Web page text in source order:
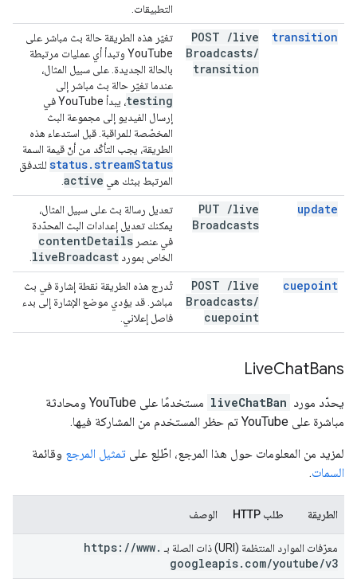
التطبيقات.
transition
POST /live
Broadcasts/
transition
تغيّر هذه الطريقة حالة بث مباشر على
YouTube وتبدأ أي عمليات مرتبطة
بالحالة الجديدة. على سبيل المثال،
عندما تغيّر حالة بث مباشر إلى
testing
، يبدأ YouTube في
إرسال الفيديو إلى مجموعة البث
المخصّصة للمراقبة. قبل استدعاء هذه
الطريقة، يجب التأكّد من أنّ قيمة السمة
status.streamStatus
للتدفق
المرتبط ببثك هي active
update
PUT /live
Broadcasts
تعديل رسالة بث على سبيل المثال،
يمكنك تعديل إعدادات البث المحدّدة
في عنصر
contentDetails
الخاص بمورد liveBroadcast
cuepoint
POST /live
Broadcasts/
cuepoint
تُدرج هذه الطريقة نقطة إشارة في بث
مباشر. قد يؤدي موضع الإشارة إلى بدء
فاصل إعلاني.
LiveChatBans
يحدّد مورد liveChatBan
مستخدمًا على YouTube ومحادثة
مباشرة على YouTube تم حظر المستخدم من المشاركة فيها.
لمزيد من المعلومات حول هذا المرجع، اطّلِع على تمثيل المرجع وقائمة
السمات.
الطريقة طلب HTTP الوصف
معرّفات الموارد المنتظمة (URI) ذات الصلة بـ https: //www.
googleapis. com/youtube/v3